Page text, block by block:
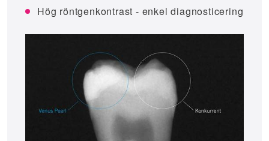
Hög röntgenkontrast - enkel diagnosticering